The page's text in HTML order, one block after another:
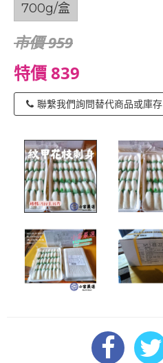
700g/盒
市價 959
特價 839
聯繫我們詢問替代商品或庫存